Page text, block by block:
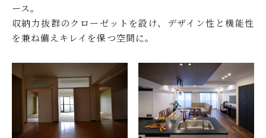
ース。
収納力抜群のクローゼットを設け、デザイン性と機能性
を兼ね備えキレイを保つ空間に。